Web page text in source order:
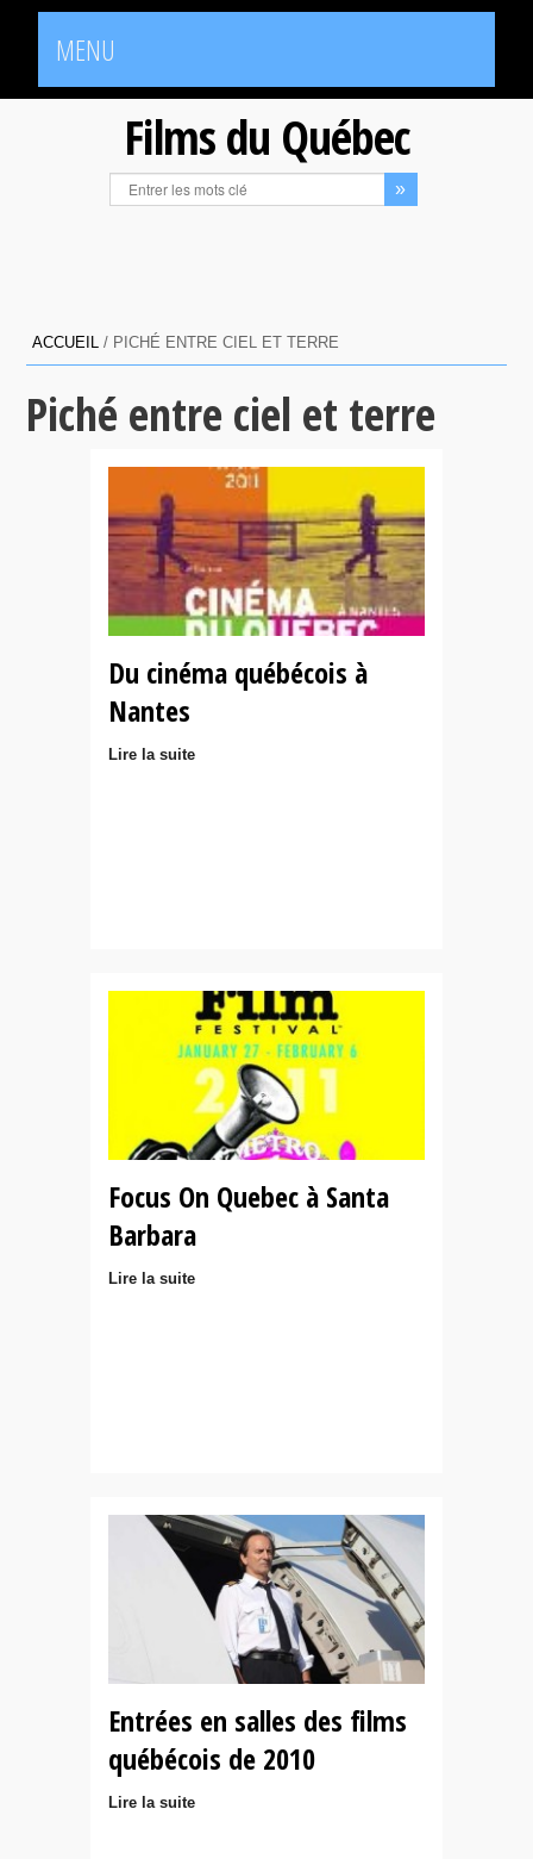
MENU
Films du Québec
ACCUEIL / PICHÉ ENTRE CIEL ET TERRE
Piché entre ciel et terre
Du cinéma québécois à
Nantes
Lire la suite
Focus On Quebec à Santa
Barbara
Lire la suite
Entrées en salles des films
québécois de 2010
Lire la suite